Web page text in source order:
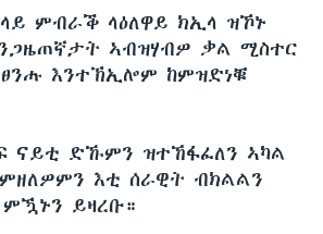
ምብራቕ ላዕለዋይ ክኢላ ዝኾኑ
ኣብዝሃብዎ ቃል ሚስተር
እንተኽኢሎም ከምዝድነቑ
ናይቲ ድኹምን ዝተኸፋፈለን ኣካል
እቲ ሰራዊት ብክልልን
ይዛረቡ።